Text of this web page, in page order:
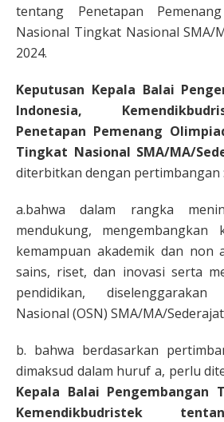
tentang Penetapan
Nasional Tingkat Nasional SMA/
2024.
Keputusan Kepala Balai
Indonesia,
Penetapan Pemenang
Tingkat Nasional SMA/MA/
diterbitkan dengan pertimbangan :
a.bahwa dalam rangka
mendukung, mengembangkan
kemampuan akademik dan non
sains, riset, dan inovasi serta
pendidikan,
Nasional (OSN) SMA/MA/
b. bahwa berdasarkan
dimaksud dalam huruf a, perlu
Kepala Balai Pengembangan
Kemendikbudristek